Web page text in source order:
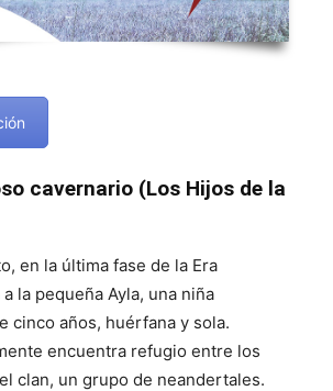
cavernario (Los Hijos de la
en la última fase de la Era
la pequeña Ayla, una niña
cinco años, huérfana y sola.
encuentra refugio entre los
clan, un grupo de neandertales.